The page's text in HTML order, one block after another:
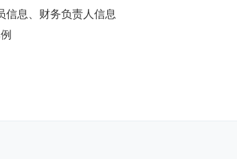
信息、财务负责人信息